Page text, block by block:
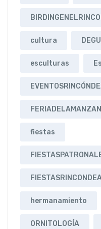
cultura
esculturas
fiestas
hermanamiento
ORNITOLOGÍA